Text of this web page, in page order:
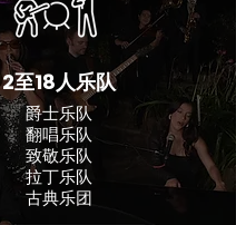
2至18人乐队
爵士乐队
翻唱乐队
致敬乐队
拉丁乐队
古典乐团